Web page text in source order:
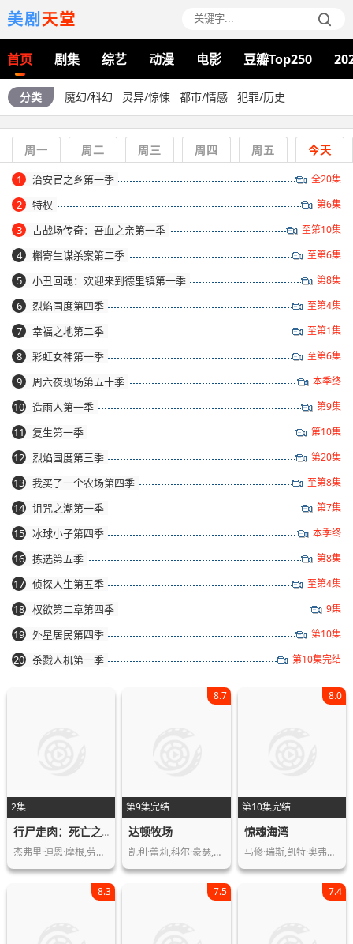
美剧天堂
首页 剧集 综艺 动漫 电影 豆瓣Top250
分类 魔幻/科幻 灵异/惊悚 都市/情感 犯罪/历史
周一 周二 周三 周四 周五 今天
全20集
1 治安官之乡第一季
第6集
2 特权
至第10集
3 古战场传奇：吾血之亲第一季
至第6集
4 槲寄生谋杀案第二季
第8集
5 小丑回魂：欢迎来到德里镇第一季
至第4集
6 烈焰国度第四季
至第1集
7 幸福之地第二季
至第6集
8 彩虹女神第一季
本季终
9 周六夜现场第五十季
第9集
10 造雨人第一季
第10集
11 复生第一季
第20集
12 烈焰国度第三季
至第8集
13 我买了一个农场第四季
第7集
14 诅咒之潮第一季
本季终
15 冰球小子第四季
第8集
16 拣选第五季
至第4集
17 侦探人生第五季
9集
18 权欲第二章第四季
第10集
19 外星居民第四季
第10集完结
20 杀戮人机第一季
2集
行尸走肉：死亡之城第三季
杰弗里·迪恩·摩根,劳伦·科汉
第9集完结
8.7
达顿牧场
凯利·蕾莉,科尔·豪瑟,艾德·哈里斯,…
第10集完结
8.0
惊魂海湾
马修·瑞斯,凯特·奥弗林,斯蒂芬·鲁特…
8.3 7.5 7.4